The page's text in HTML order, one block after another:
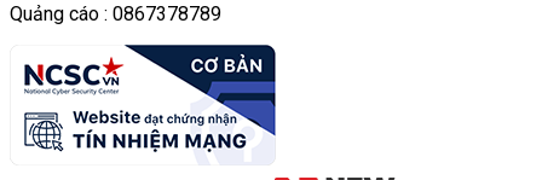
Quảng cáo : 0867378789